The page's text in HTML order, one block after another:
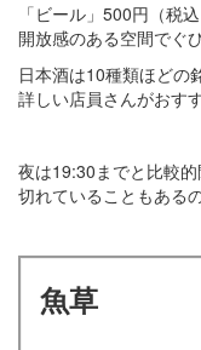
「ビール」500円（税
開放感のある空間でぐ
日本酒は10種類ほどの
詳しい店員さんがおす
夜は19:30までと比較
切れていることもある
魚草